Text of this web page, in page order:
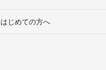
はじめての方へ